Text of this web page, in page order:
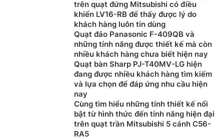
bạn sẽ có giấc ngủ trọn vẹn và thoải mái suốt đêm dài
mà không cần thức dậy giữa chừng để chỉnh tốc độ
Điều khiển từ xa tiện lợi với màn hình LCD
Không cần bước đến gần, chỉ với chiếc remote điều
khiển từ xa tích hợp màn hình LCD rõ nét, bạn có thể
thao tác mọi chức năng của quạt một cách dễ dàng.
Các thông số về tốc độ gió, chế độ hẹn giờ hay Sleep
Mode đều được hiển thị trực quan, tiện dụng cho cả
người lớn tuổi sử dụng.
trên quạt đứng Mitsubishi có điều
khiển LV16-RB để thấy được lý do
khách hàng luôn tin dùng
Quạt đảo Panasonic F-409QB và
những tính năng được thiết kế mà còn
nhiều khách hàng chưa biết hiện nay
Quạt bàn Sharp PJ-T40MV-LG hiện
đang được nhiều khách hàng tìm kiếm
và lựa chọn để đáp ứng nhu cầu hiện
nay
Cùng tìm hiểu những tính thiết kế nổi
bật từ hình thức đến tính năng hiện đại
trên quạt trần Mitsubishi 5 cánh C56-
RA5